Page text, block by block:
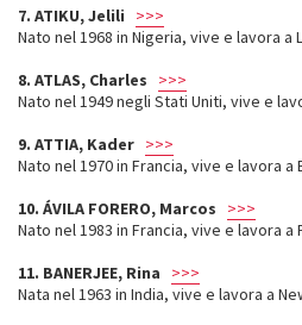
7. ATIKU, Jelili
>>>
Nato nel 1968 in Nigeria, vive e lavora a
8. ATLAS, Charles
>>>
Nato nel 1949 negli Stati Uniti, vive e
9. ATTIA, Kader >>>
Nato nel 1970 in Francia, vive e lavora a
10. ÁVILA FORERO, Marcos
>>>
Nato nel 1983 in Francia, vive e lavora a
11. BANERJEE, Rina
>>>
Nata nel 1963 in India, vive e lavora a